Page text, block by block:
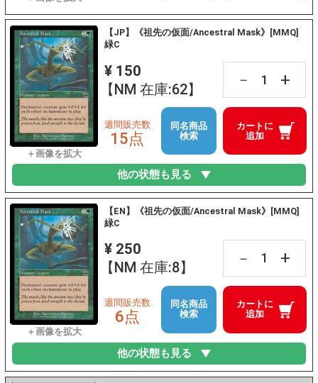
【JP】《祖先の仮面/Ancestral Mask》[MMQ]
緑C
¥ 150
【NM 在庫:62】
－ +
カートに
追加
週間販売数
15点
同名商品
検索
他の状態も見る
【EN】《祖先の仮面/Ancestral Mask》[MMQ]
緑C
¥ 250
【NM 在庫:8】
－ +
カートに
追加
週間販売数
6点
同名商品
検索
他の状態も見る